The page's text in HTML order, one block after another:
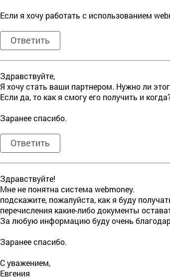
Если я хочу работать c использованием
Ответить
Здравствуйте,
Я хочу стать ваши партнером. Нужно ли
Если да, то как я смогу его получить и
Заранее спасибо.
Ответить
Здравствуйте!
Мне не понятна система webmoney.
подскажите, пожалуйста, как я буду
перечисления какие-либо документы
За любую информацию буду очень
Заранее спасибо.
С уважением,
Евгения